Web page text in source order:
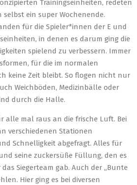
Trainingseinheiten, redeten
ein super Wochenende.
für die Spieler*innen der E und
in denen es darum ging die
spielend zu verbessern. Immer
für die im normalen
keine Zeit bleibt. So flogen nicht nur
Weichböden, Medizinbälle oder
durch die Halle.
alle mal raus an die frische Luft. Bei
verschiedenen Stationen
Schnelligkeit abgefragt. Alles für
seine zuckersüße Füllung, den es
Siegerteam gab. Auch der „Bunte
Hier ging es bei diversen